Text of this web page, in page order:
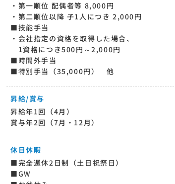
・第一順位 配偶者等 8,000円
・第二順位以降 子1人につき 2,000円
■技能手当
・会社指定の資格を取得した場合、
1資格につき500円～2,000円
■時間外手当
■特別手当（35,000円） 他
昇給/賞与
昇給年1回（4月）
賞与年2回（7月・12月）
休日休暇
■完全週休2日制（土日祝祭日）
■GW